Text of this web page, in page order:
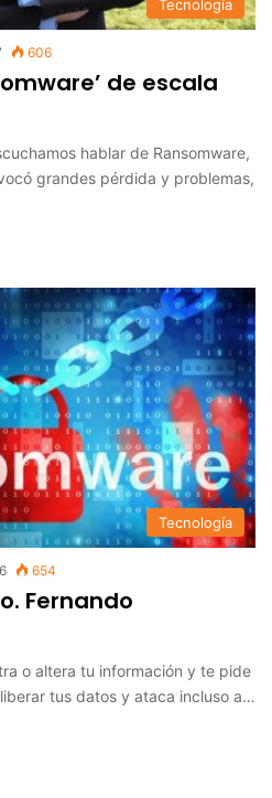
Tecnología
606
de escala
hablar de Ransomware,
grandes pérdida y problemas,
Tecnología
654
Fernando
o altera tu información y te pide
tus datos y ataca incluso a…